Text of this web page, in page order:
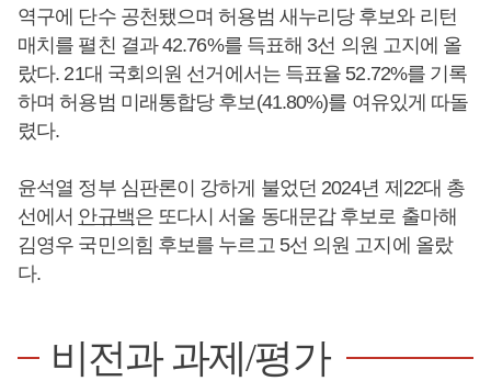
역구에 단수 공천됐으며 허용범 새누리당 후보와 리턴
매치를 펼친 결과 42.76%를 득표해 3선 의원 고지에 올
랐다. 21대 국회의원 선거에서는 득표율 52.72%를 기록
하며 허용범 미래통합당 후보(41.80%)를 여유있게 따돌
렸다.
윤석열 정부 심판론이 강하게 불었던 2024년 제22대 총
선에서 안규백은 또다시 서울 동대문갑 후보로 출마해
김영우 국민의힘 후보를 누르고 5선 의원 고지에 올랐
다.
비전과 과제/평가